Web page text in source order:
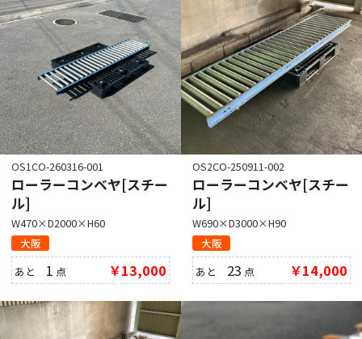
OS1CO-260316-001
ローラーコンベヤ[スチー
ル]
W470×D2000×H60
大阪
あと 1 点 ￥13,000
OS2CO-250911-002
ローラーコンベヤ[スチー
ル]
W690×D3000×H90
大阪
あと 23 点 ￥14,000